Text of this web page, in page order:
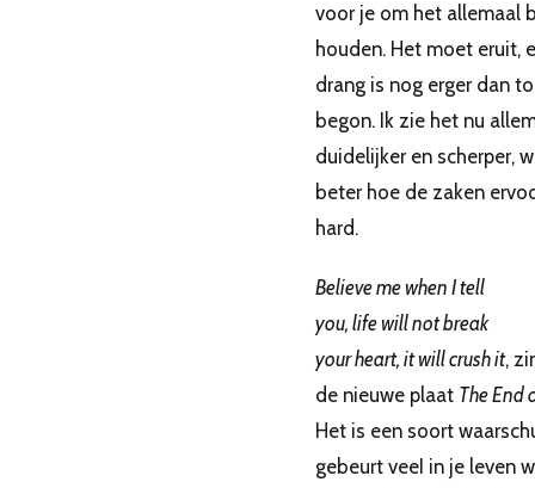
voor je om het allemaal
houden. Het moet eruit,
drang is nog erger dan
begon. Ik zie het nu
duidelijker en scherper,
beter hoe de zaken
hard.
Believe me when I tell
you, life will not break
your heart, it will crush it,
de nieuwe plaat The End
Het is een soort
gebeurt veeI in je leven